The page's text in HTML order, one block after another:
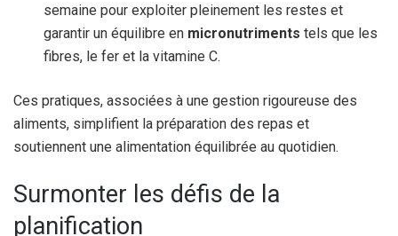
semaine pour exploiter pleinement les restes et
garantir un équilibre en micronutriments tels que les
fibres, le fer et la vitamine C.
Ces pratiques, associées à une gestion rigoureuse des
aliments, simplifient la préparation des repas et
soutiennent une alimentation équilibrée au quotidien.
Surmonter les défis de la
planification